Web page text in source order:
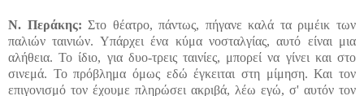
Ν. Περάκης: Στο θέατρο, πάντως, πήγανε καλά τα ριμέικ των
παλιών ταινιών. Υπάρχει ένα κύμα νοσταλγίας, αυτό είναι μια
αλήθεια. Το ίδιο, για δυο-τρεις ταινίες, μπορεί να γίνει και στο
σινεμά. Το πρόβλημα όμως εδώ έγκειται στη μίμηση. Και τον
επιγονισμό τον έχουμε πληρώσει ακριβά, λέω εγώ, σ' αυτόν τον